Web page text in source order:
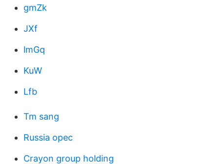
gmZk
JXf
lmGq
KuW
Lfb
Tm sang
Russia opec
Crayon group holding